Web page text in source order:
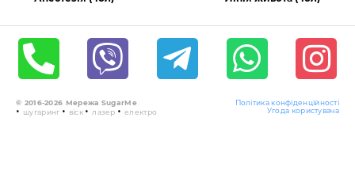
© 2016-2026 Мережа SugarMe
• шугаринг • віск •лазер •електро
Політика конфіденційності
Угода користувача